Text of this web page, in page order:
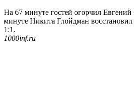
На 67 минуте гостей огорчил
минуте Никита Глойдман
1:1.
1000inf.ru